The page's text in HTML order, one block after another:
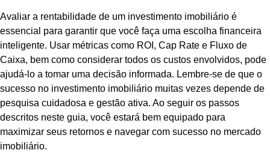
Avaliar a rentabilidade de um investimento imobiliário é
essencial para garantir que você faça uma escolha financeira
inteligente. Usar métricas como ROI, Cap Rate e Fluxo de
Caixa, bem como considerar todos os custos envolvidos, pode
ajudá-lo a tomar uma decisão informada. Lembre-se de que o
sucesso no investimento imobiliário muitas vezes depende de
pesquisa cuidadosa e gestão ativa. Ao seguir os passos
descritos neste guia, você estará bem equipado para
maximizar seus retornos e navegar com sucesso no mercado
imobiliário.